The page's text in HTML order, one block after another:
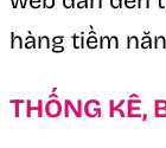
hàng tiềm
THỐNG KÊ,